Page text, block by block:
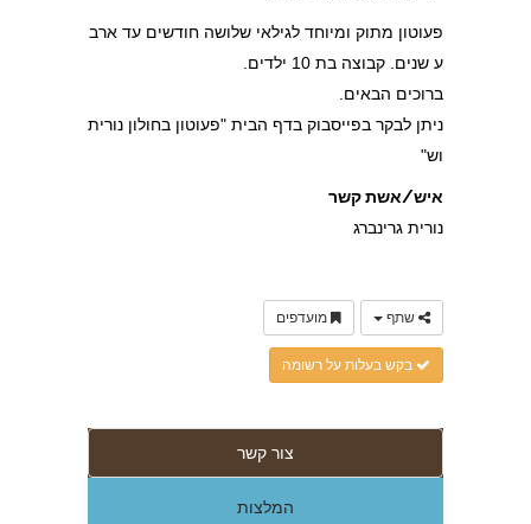
פעוטון מתוק ומיוחד לגילאי שלושה חודשים עד ארב
ע שנים. קבוצה בת 10 ילדים.
ברוכים הבאים.
ניתן לבקר בפייסבוק בדף הבית "פעוטון בחולון נורית
וש"
איש/אשת קשר
נורית גרינברג
שתף מועדפים
בקש בעלות על רשומה
צור קשר
המלצות